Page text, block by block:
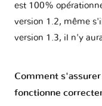
est 100%
version 1.2, même
version 1.3, il n'y
Comment
fonctionne